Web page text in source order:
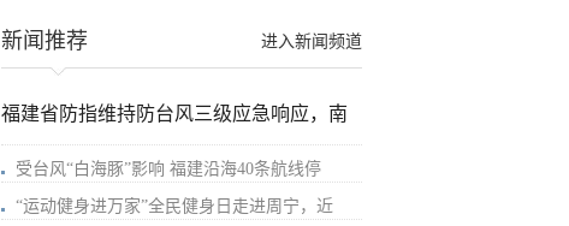
进入新闻频道
新闻推荐
福建省防指维持防台风三级应急响应，南
受台风“白海豚”影响 福建沿海40条航线停
“运动健身进万家”全民健身日走进周宁，近